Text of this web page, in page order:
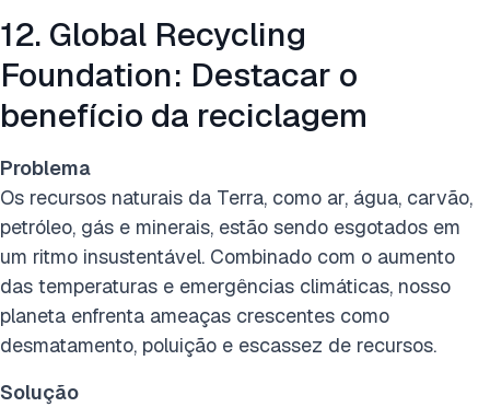
12. Global Recycling
Foundation: Destacar o
benefício da reciclagem
Problema
Os recursos naturais da Terra, como ar, água, carvão,
petróleo, gás e minerais, estão sendo esgotados em
um ritmo insustentável. Combinado com o aumento
das temperaturas e emergências climáticas, nosso
planeta enfrenta ameaças crescentes como
desmatamento, poluição e escassez de recursos.
Solução